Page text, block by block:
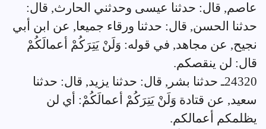
عاصم, قال: حدثنا عيسى وحدثني الحارث, قال:
حدثنا الحسن, قال: حدثنا ورقاء جميعا, عن ابن أبي
نجيح, عن مجاهد, في قوله: وَلَنْ يَتِرَكُمْ أعمالَكُمْ
قال: لن ينقصكم.
24320ـ حدثنا بشر, قال: حدثنا يزيد, قال: حدثنا
سعيد, عن قتادة وَلَنْ يَتِرَكُمْ أعمالَكُمْ: أي لن
يظلمكم أعمالكم.